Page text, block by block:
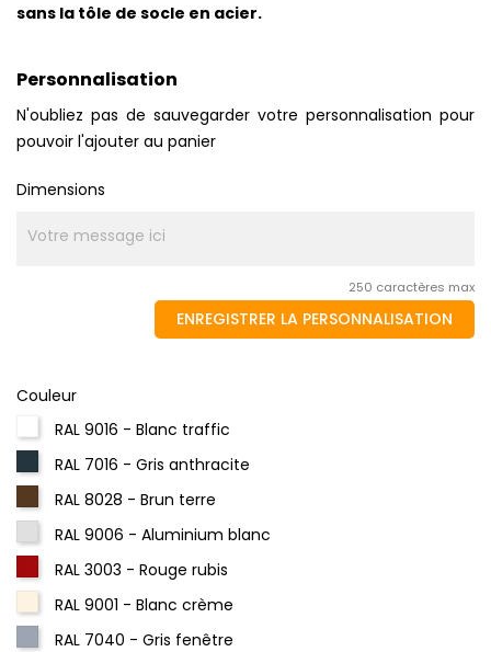
sans la tôle de socle en acier.
Personnalisation
N'oubliez pas de sauvegarder votre personnalisation pour
pouvoir l'ajouter au panier
Dimensions
250 caractères max
ENREGISTRER LA PERSONNALISATION
Couleur
RAL 9016 - Blanc traffic
RAL 7016 - Gris anthracite
RAL 8028 - Brun terre
RAL 9006 - Aluminium blanc
RAL 3003 - Rouge rubis
RAL 9001 - Blanc crème
RAL 7040 - Gris fenêtre